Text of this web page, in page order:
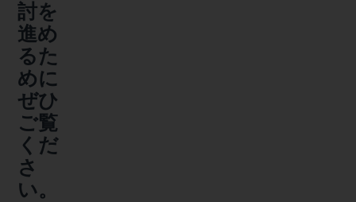
討を
進め
るた
めに
ぜひ
ご覧
くだ
さ
い。